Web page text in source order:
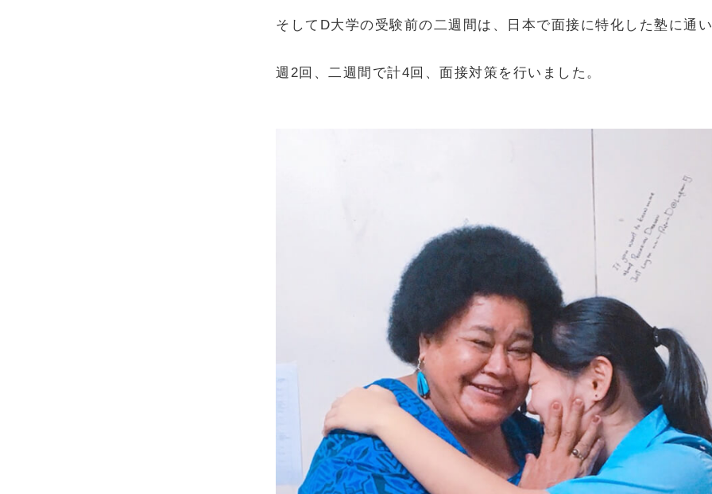
そしてD大学の受験前の二週間は、日本で面接に特化した塾に通い
週2回、二週間で計4回、面接対策を行いました。